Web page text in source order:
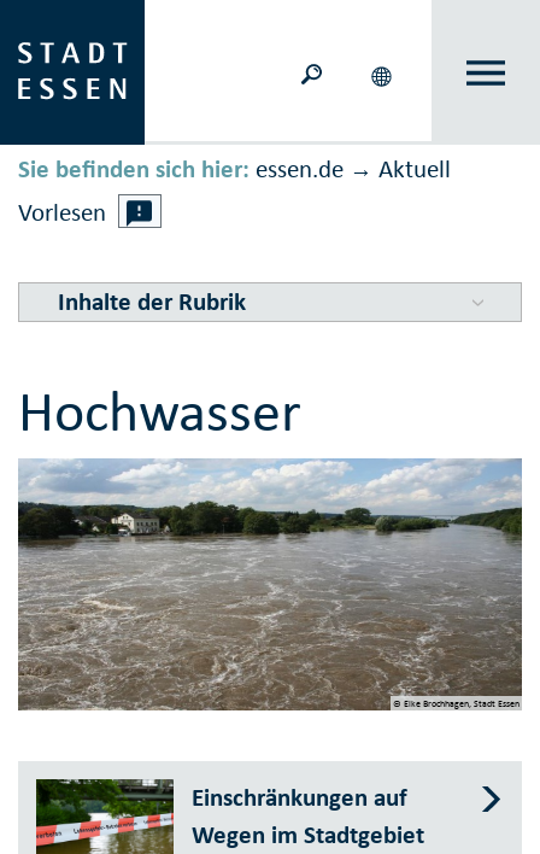
Sie befinden sich hier: essen.de → Aktuell
Vorlesen
Inhalte der Rubrik
Hochwasser
© Elke Brochhagen, Stadt Essen
Einschränkungen auf
Wegen im Stadtgebiet